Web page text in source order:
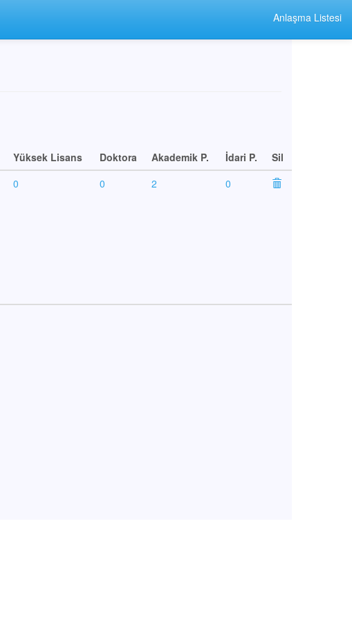
Anlaşma Listesi
Yüksek Lisans Doktora Akademik P. İdari P.
Sil
0 0 2 0